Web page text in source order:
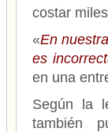
costar
«En
es
en una
Según la
también